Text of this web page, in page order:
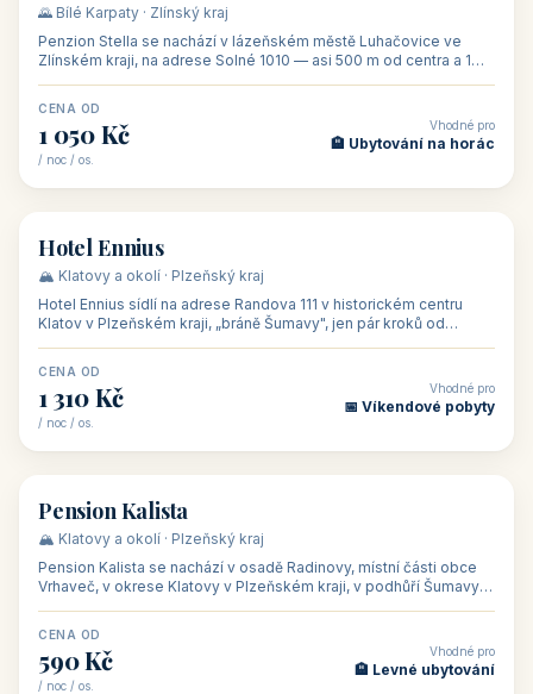
🌄 Bílé Karpaty · Zlínský kraj
Penzion Stella se nachází v lázeňském městě Luhačovice ve
Zlínském kraji, na adrese Solné 1010 — asi 500 m od centra a 1
CENA OD
1 050 Kč
/ noc / os.
Vhodné pro
🏨 Ubytování na horác
🏨 hotel
Hotel Ennius
🏔️ Klatovy a okolí · Plzeňský kraj
Hotel Ennius sídlí na adrese Randova 111 v historickém centru
Klatov v Plzeňském kraji, „bráně Šumavy", jen pár kroků od
CENA OD
1 310 Kč
/ noc / os.
Vhodné pro
📅 Víkendové pobyty
🏡 penzion
Pension Kalista
🏔️ Klatovy a okolí · Plzeňský kraj
Pension Kalista se nachází v osadě Radinovy, místní části obce
Vrhaveč, v okrese Klatovy v Plzeňském kraji, v podhůří Šumavy
CENA OD
590 Kč
/ noc / os.
Vhodné pro
🏨 Levné ubytování